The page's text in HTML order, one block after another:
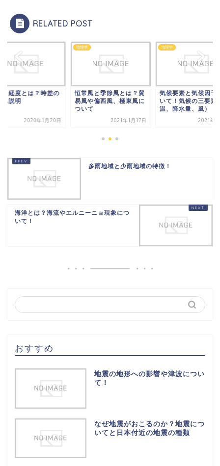
RELATED POST
と経度とは？時差の
も説明
2020年1月20日
地理学
恒常風と季節風とは？貿
易風や偏西風、極東風に
ついて
2021年1月17日
地理学
気候要素と気候因子
いて！気候の三要素
温、降水量、風）
2021年1
多雨地域と少雨地域の特徴！
海洋とは？海流やエルニーニョ現象につ
いて！
おすすめ
地震の地形への影響や津波につい
て！
なぜ地震がおこるのか？地震につ
いてと日本付近の地震の種類